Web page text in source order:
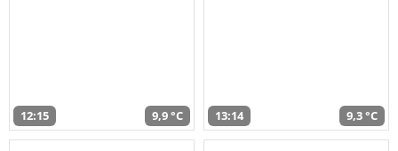
12:15 9,9 °C 13:14 9,3 °C